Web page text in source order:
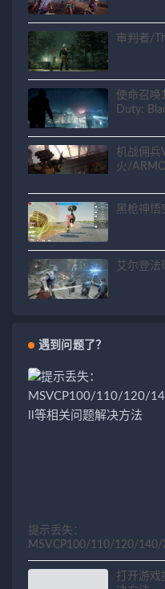
审判者/
使命召唤
Duty:
机战佣兵
火/
黑枪神悟
艾尔登法
遇到问题了？
提示丢失：
MSVCP100/110/120/140/
关问题解决方法
打开游戏